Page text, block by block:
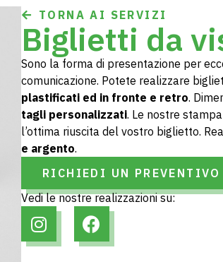
TORNA AI SERVIZI
Biglietti da
Sono la forma di presentazione per
comunicazione. Potete realizzare
plastificati ed in fronte e retro.
tagli personalizzati. Le nostre
l’ottima riuscita del vostro biglietto.
e argento.
RICHIEDI UN PREVENTIVO
Vedi le nostre realizzazioni su: